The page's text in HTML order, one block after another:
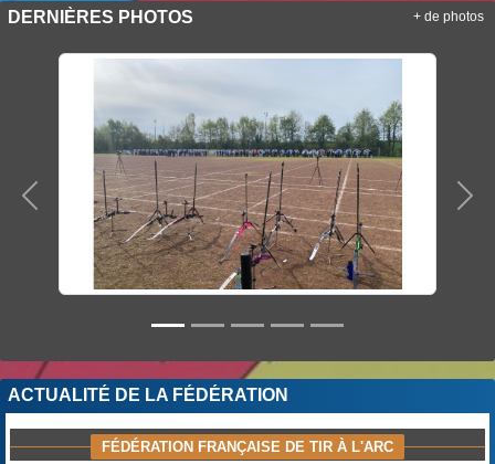
DERNIÈRES PHOTOS
Précedent
+ de photos
ACTUALITÉ DE LA FÉDÉRATION
FÉDÉRATION FRANÇAISE DE TIR À L'ARC